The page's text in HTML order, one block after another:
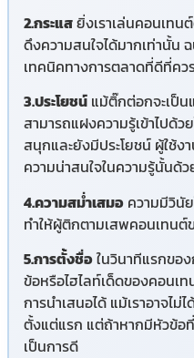
2.กระแสยิ่งเราเล่นคอนเทน
ดึงความสนใจได้มากเท่านั้น
เทคนิคทางการตลาดที่ดีที่คว
3.ประโยชน์ แม้ติ๊กต่อกจะเป็
สามารถแฝงความรู้เข้าไปด้
สนุกและยังมีประโยชน์ ผู้ใช้
ความน่าสนใจในความรู้นั้นด้ว
4.ความสม่ำเสมอ ความมีวินั
ทำให้ผู้ติกตามเสพคอนเทนต์ข
5.การตั้งชื่อในวินาทีแรกขอ
ข้อหรือไฮไลท์เด็ดของคอนเ
การนำเสนอได้ แม้เราอาจไ
ตั้งแต่แรก แต่ถ้าหากมีหัวข้อที่
เป็นการดี